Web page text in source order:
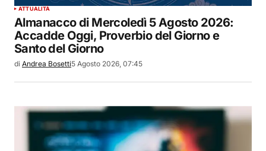
ATTUALITÀ
Almanacco di Mercoledì 5 Agosto 2026:
Accadde Oggi, Proverbio del Giorno e
Santo del Giorno
di Andrea Bosetti5 Agosto 2026, 07:45